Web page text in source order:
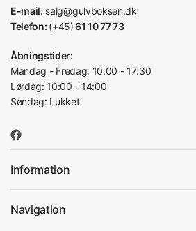
E-mail: salg@gulvboksen.dk
Telefon: (+45)61 10 77 73
Åbningstider:
Mandag - Fredag: 10:00 - 17:30
Lørdag: 10:00 - 14:00
Søndag: Lukket
Information
Navigation